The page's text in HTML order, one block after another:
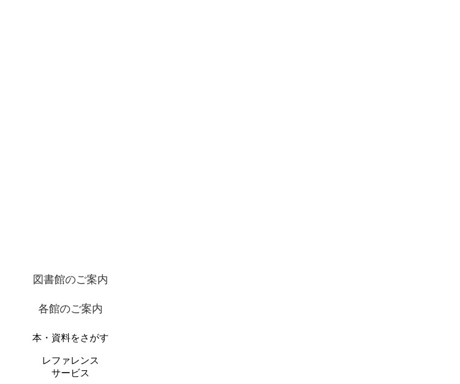
図書館のご案内
各館のご案内
本・資料をさがす
レファレンス
サービス